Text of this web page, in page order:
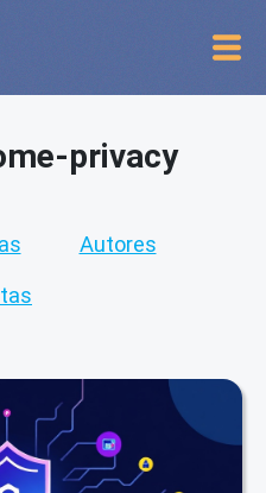
privacy
Autores